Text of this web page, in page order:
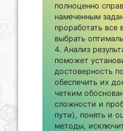
полноценно
намеченным
проработать
выбрать
Анализ
поможет
достоверность
обеспечить их
четким
сложности и
пути), понять и
методы,